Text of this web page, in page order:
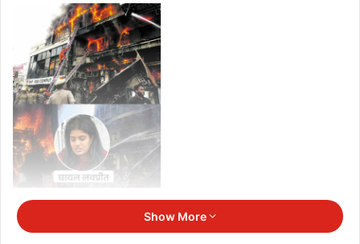
ऐसे ही लोगों में दिल्ली की रहने वाली लवप्रीत भी शामिल हैं। हादसे के वक्त वह
संस्थान की ऊपरी मंजिल पर मौजूद थीं। अचानक भड़की आग ने देखते ही देखते
Show More